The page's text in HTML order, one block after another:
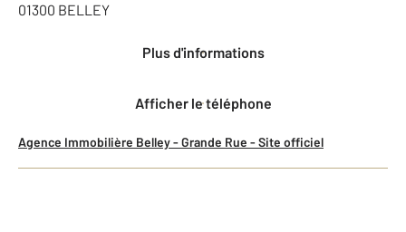
01300 BELLEY
Plus d'informations
Afficher le téléphone
Agence Immobilière Belley - Grande Rue - Site officiel